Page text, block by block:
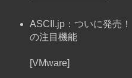
ASCII.jp：ついに発売
の注目機能
[VMware]